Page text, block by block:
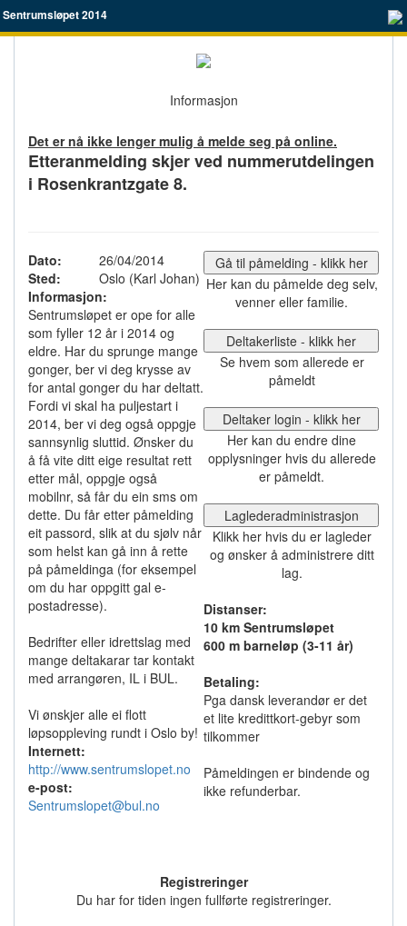
Sentrumsløpet 2014
Informasjon
Det er nå ikke lenger mulig å melde seg på online.
Etteranmelding skjer ved nummerutdelingen
i Rosenkrantzgate 8.
Dato:
26/04/2014
Sted:
Oslo (Karl Johan)
Informasjon:
Sentrumsløpet er ope for alle
som fyller 12 år i 2014 og
eldre. Har du sprunge mange
gonger, ber vi deg krysse av
for antal gonger du har deltatt.
Fordi vi skal ha puljestart i
2014, ber vi deg også oppgje
sannsynlig sluttid. Ønsker du
å få vite ditt eige resultat rett
etter mål, oppgje også
mobilnr, så får du ein sms om
dette. Du får etter påmelding
eit passord, slik at du sjølv når
som helst kan gå inn å rette
på påmeldinga (for eksempel
om du har oppgitt gal e-
postadresse).
Bedrifter eller idrettslag med
mange deltakarar tar kontakt
med arrangøren, IL i BUL.
Vi ønskjer alle ei flott
løpsoppleving rundt i Oslo by!
Internett:
http://www.sentrumslopet.no
e-post:
Sentrumslopet@bul.no
Gå til påmelding - klikk her
Her kan du påmelde deg selv,
venner eller familie.
Deltakerliste - klikk her
Se hvem som allerede er
påmeldt
Deltaker login - klikk her
Her kan du endre dine
opplysninger hvis du allerede
er påmeldt.
Laglederadministrasjon
Klikk her hvis du er lagleder
og ønsker å administrere ditt
lag.
Distanser:
10 km Sentrumsløpet
600 m barneløp (3-11 år)
Betaling:
Pga dansk leverandør er det
et lite kredittkort-gebyr som
tilkommer
Påmeldingen er bindende og
ikke refunderbar.
Registreringer
Du har for tiden ingen fullførte registreringer.